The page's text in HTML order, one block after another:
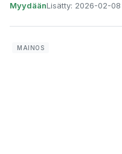
MyydäänLisätty: 2026-02-08